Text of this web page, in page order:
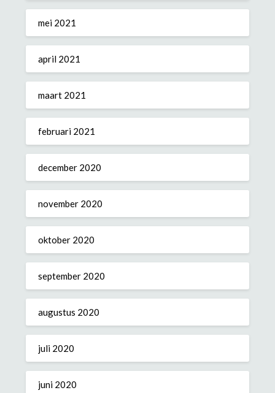
mei 2021
april 2021
maart 2021
februari 2021
december 2020
november 2020
oktober 2020
september 2020
augustus 2020
juli 2020
juni 2020